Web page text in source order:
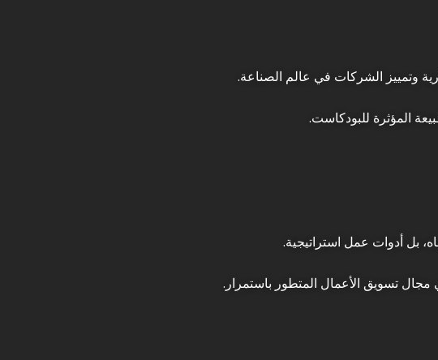
وتمييز الشركات في عالم الصناعة.
المؤثرة للبودكاست.
بل أدوات عمل استراتيجية.
مجال تسويق الأعمال المتطور باستمرار.